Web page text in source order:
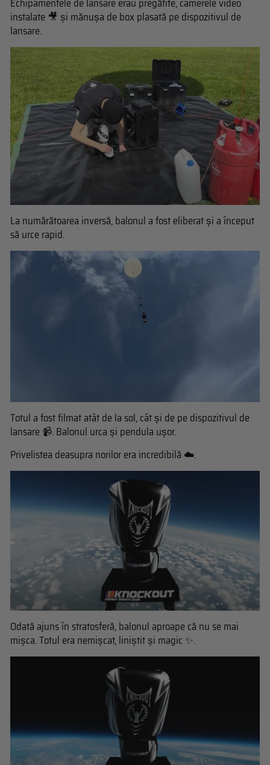
instalate 🎥 și mănușa de box plasată pe dispozitivul de
lansare.
La numărătoarea inversă, balonul a fost eliberat și a început
să urce rapid.
Totul a fost filmat atât de la sol, cât și de pe dispozitivul de
lansare 📹. Balonul urca și pendula ușor.
Privelistea deasupra norilor era incredibilă ☁️.
Odată ajuns în stratosferă, balonul aproape că nu se mai
mișca. Totul era nemișcat, liniștit și magic ✨.